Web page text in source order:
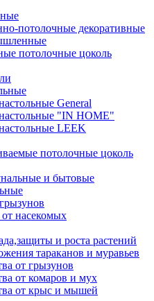
потолочные декоративные
потолочные цоколь
General
"IN HOME"
LEEK
потолочные цоколь
и бытовые
насекомых
и роста растений
тараканов и муравьев
от грызунов
от комаров и мух
от крыс и мышей